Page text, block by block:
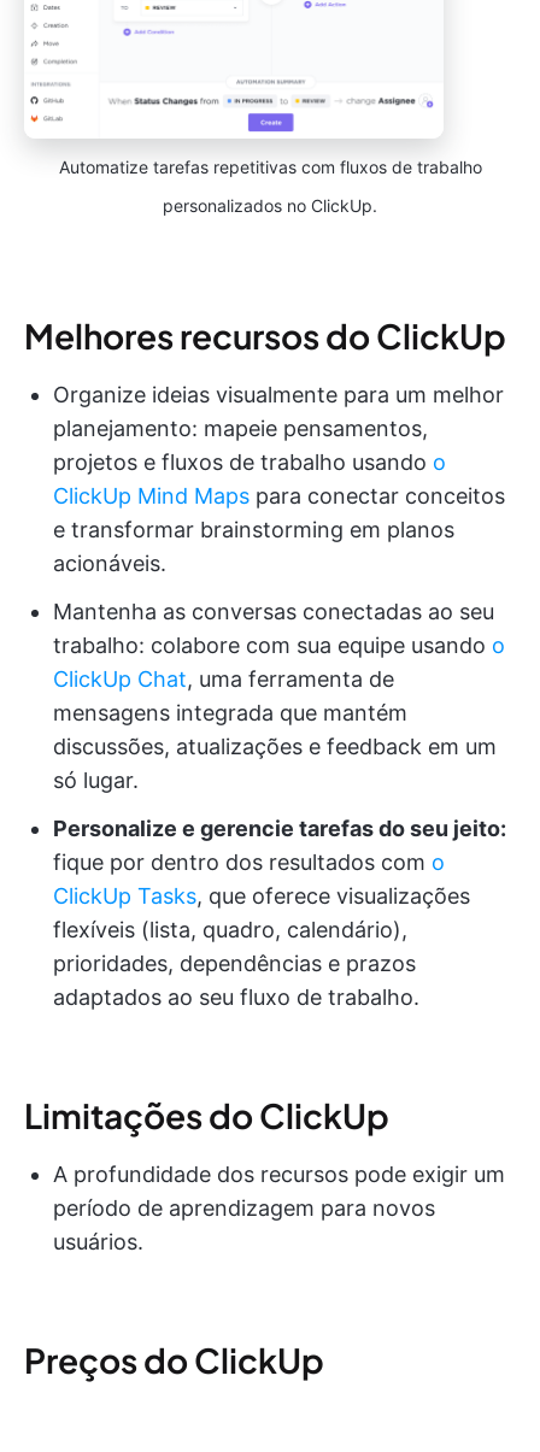
Automatize tarefas repetitivas com fluxos de trabalho
personalizados no ClickUp.
Melhores recursos do ClickUp
Organize ideias visualmente para um melhor
planejamento: mapeie pensamentos,
projetos e fluxos de trabalho usando o
ClickUp Mind Maps para conectar conceitos
e transformar brainstorming em planos
acionáveis.
Mantenha as conversas conectadas ao seu
trabalho: colabore com sua equipe usando o
ClickUp Chat, uma ferramenta de
mensagens integrada que mantém
discussões, atualizações e feedback em um
só lugar.
Personalize e gerencie tarefas do seu jeito:
fique por dentro dos resultados com o
ClickUp Tasks, que oferece visualizações
flexíveis (lista, quadro, calendário),
prioridades, dependências e prazos
adaptados ao seu fluxo de trabalho.
Limitações do ClickUp
A profundidade dos recursos pode exigir um
período de aprendizagem para novos
usuários.
Preços do ClickUp